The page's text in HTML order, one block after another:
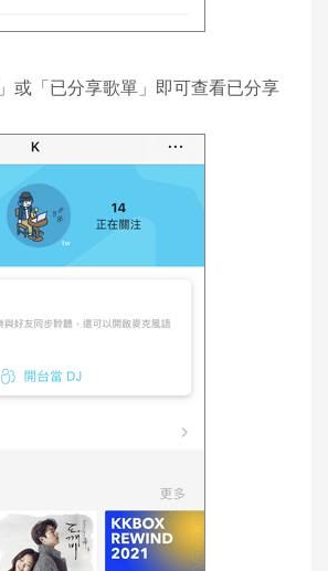
或「已分享歌單」即可查看已分享